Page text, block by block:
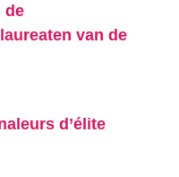
de
van de
d’élite